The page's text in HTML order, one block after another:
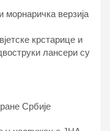
морнаричка верзија
крстарице и
лансери су
Србије